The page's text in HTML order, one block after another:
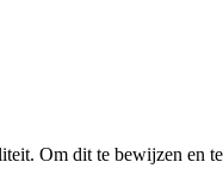
Om dit te bewijzen en